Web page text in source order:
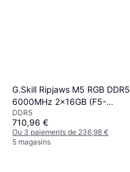
G.Skill Ripjaws M5 RGB DDR5
6000MHz 2x16GB (F5-
6000J3636F16GX2-RM5RW)
DDR5
710,96 €
Ou 3 paiements de 236,98 €
5 magasins